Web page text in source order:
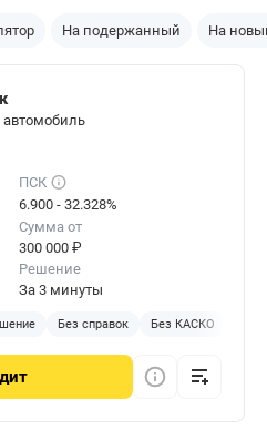
для
На подержанный На
ПСК
6.900 - 32.328%
Сумма от
300 000 ₽
Решение
За 3 минуты
Без справок Без КАСКО